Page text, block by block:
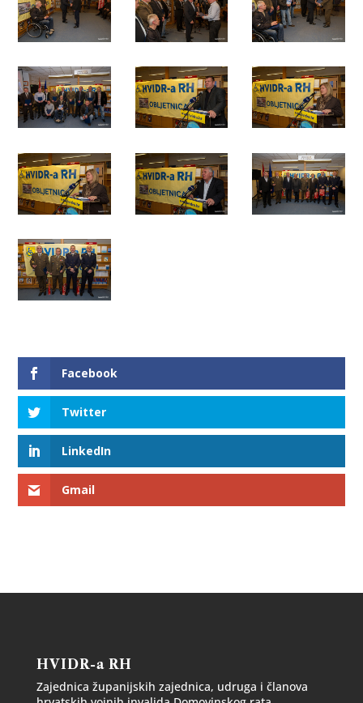
Facebook
Twitter
LinkedIn
Gmail
HVIDR-a RH
Zajednica županijskih zajednica, udruga i članova